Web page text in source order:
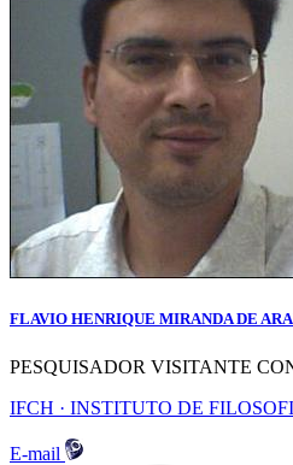
FLAVIO HENRIQUE MIRANDA DE
PESQUISADOR VISITANTE
IFCH · INSTITUTO DE
E-mail